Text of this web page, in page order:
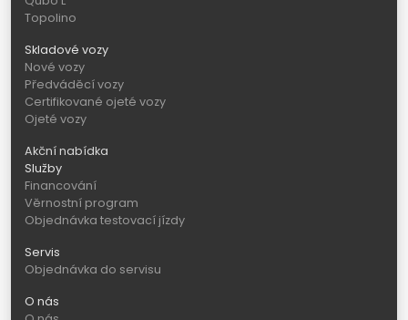
Topolino
Skladové vozy
Nové vozy
Předváděcí vozy
Certifikované ojeté vozy
Ojeté vozy
Akční nabídka
Služby
Financování
Věrnostní program
Objednávka testovací jízdy
Servis
Objednávka do servisu
O nás